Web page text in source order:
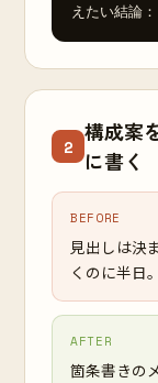
えたい結論：
2
構成案
に書く
BEFORE
見出しは決
くのに半日
AFTER
箇条書きの